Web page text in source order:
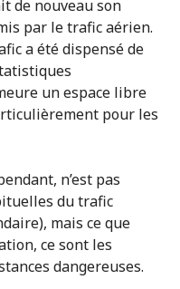
de nouveau son
par le trafic aérien.
a été dispensé de
un espace libre
pour les
n’est pas
du trafic
mais ce que
ce sont les
dangereuses.